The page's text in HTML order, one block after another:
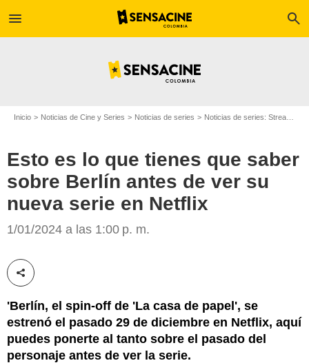
menu search
Inicio Noticias de Cine y Series Noticias de series Noticias de series: Streaming
Esto es lo que tienes que saber
sobre Berlín antes de ver su
nueva serie en Netflix
1/01/2024 a las 1:00 p. m.
Compartir esta noticia
'Berlín, el spin-off de 'La casa de papel', se
estrenó el pasado 29 de diciembre en Netflix, aquí
puedes ponerte al tanto sobre el pasado del
personaje antes de ver la serie.